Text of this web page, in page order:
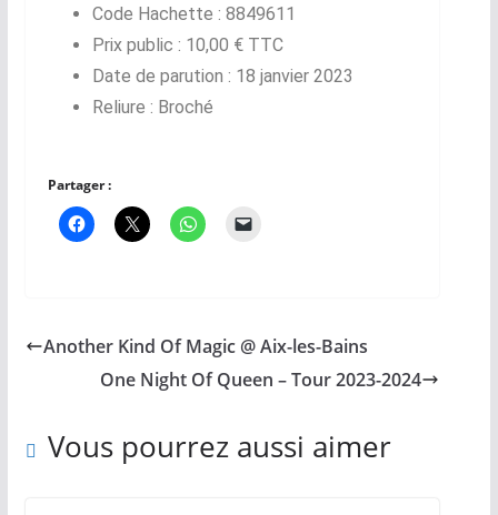
Code Hachette : 8849611
Prix public : 10,00 € TTC
Date de parution : 18 janvier 2023
Reliure : Broché
Partager :
Another Kind Of Magic @ Aix-les-Bains
One Night Of Queen – Tour 2023-2024
Vous pourrez aussi aimer